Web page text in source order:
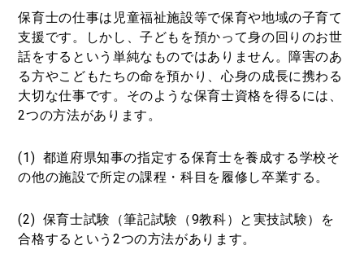
保育士の仕事は児童福祉施設等で保育や地域の子育て
支援です。しかし、子どもを預かって身の回りのお世
話をするという単純なものではありません。障害のあ
る方やこどもたちの命を預かり、心身の成長に携わる
大切な仕事です。そのような保育士資格を得るには、
2つの方法があります。
(1) 都道府県知事の指定する保育士を養成する学校そ
の他の施設で所定の課程・科目を履修し卒業する。
(2) 保育士試験（筆記試験（9教科）と実技試験）を
合格するという2つの方法があります。